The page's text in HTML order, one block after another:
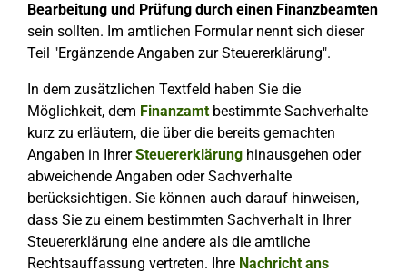
Bearbeitung und Prüfung durch einen Finanzbeamten
sein sollten. Im amtlichen Formular nennt sich dieser
Teil "Ergänzende Angaben zur Steuererklärung".
In dem zusätzlichen Textfeld haben Sie die
Möglichkeit, dem Finanzamtbestimmte Sachverhalte
kurz zu erläutern, die über die bereits gemachten
Angaben in IhrerSteuererklärung hinausgehen oder
abweichende Angaben oder Sachverhalte
berücksichtigen. Sie können auch darauf hinweisen,
dass Sie zu einem bestimmten Sachverhalt in Ihrer
Steuererklärung eine andere als die amtliche
Rechtsauffassung vertreten. Ihre Nachricht ans